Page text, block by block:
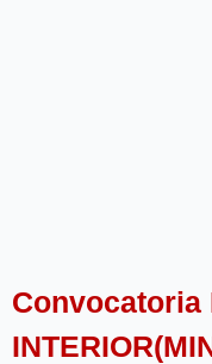
Convocatoria